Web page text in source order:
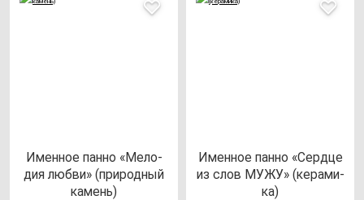
Имен­ное пан­но «Мело­
дия люб­ви» (при­род­ный
ка­мень)
Имен­ное пан­но «Сер­дце
из слов МУЖУ» (ке­ра­ми­
ка)